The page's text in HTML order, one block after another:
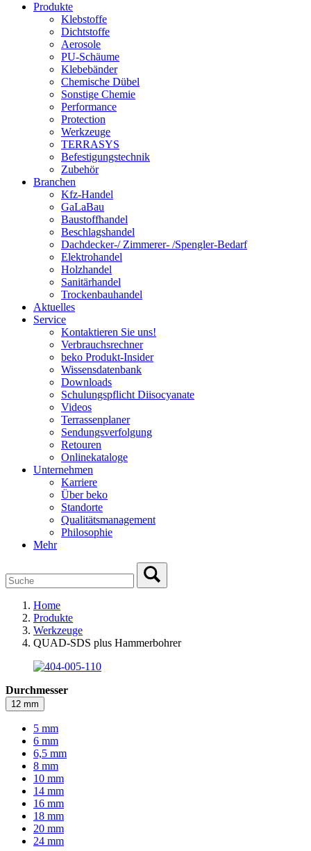
Produkte
Klebstoffe
Dichtstoffe
Aerosole
PU-Schäume
Klebebänder
Chemische Dübel
Sonstige Chemie
Performance
Protection
Werkzeuge
TERRASYS
Befestigungstechnik
Zubehör
Branchen
Kfz-Handel
GaLaBau
Baustoffhandel
Beschlagshandel
Dachdecker-/ Zimmerer- /Spengler-Bedarf
Elektrohandel
Holzhandel
Sanitärhandel
Trockenbauhandel
Aktuelles
Service
Kontaktieren Sie uns!
Verbrauchsrechner
beko Produkt-Insider
Wissensdatenbank
Downloads
Schulungspflicht Diisocyanate
Videos
Terrassenplaner
Sendungsverfolgung
Retouren
Onlinekataloge
Unternehmen
Karriere
Über beko
Standorte
Qualitätsmanagement
Philosophie
Mehr
Home
Produkte
Werkzeuge
QUAD-SDS plus Hammerbohrer
Durchmesser
12 mm
5 mm
6 mm
6,5 mm
8 mm
10 mm
14 mm
16 mm
18 mm
20 mm
24 mm